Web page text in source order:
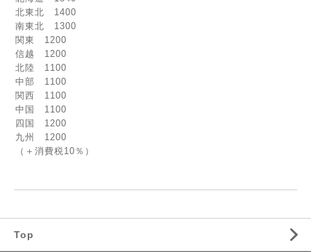
北東北 1400
南東北 1300
関東 1200
信越 1200
北陸 1100
中部 1100
関西 1100
中国 1100
四国 1200
九州 1200
（＋消費税10％）
Top